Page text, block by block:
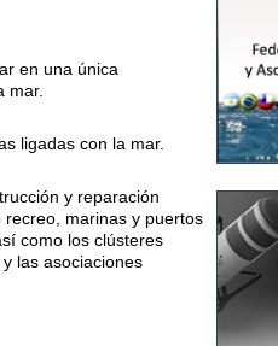
en una única
mar.
ligadas con la mar.
y reparación
marinas y puertos
como los clústeres
las asociaciones